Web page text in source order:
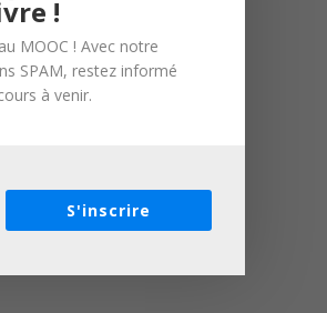
!
MOOC ! Avec notre
SPAM, restez informé
à venir.
S'inscrire